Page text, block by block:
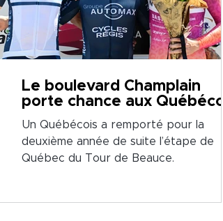
Le boulevard Champlain
porte chance aux
Un Québécois a remporté pour la
deuxième année de suite l’étape de
Québec du Tour de Beauce.